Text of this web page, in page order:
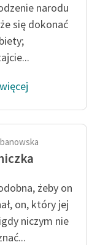
narodu
się dokonać
żeby on
on, który jej
niczym nie